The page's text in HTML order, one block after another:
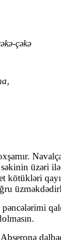
çəkə
üzəri
kötükləri
pəncələrimi